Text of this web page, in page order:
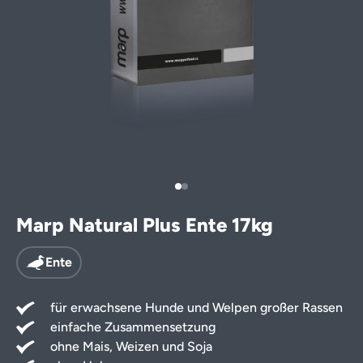
Marp Natural Plus Ente 17kg
Ente
für erwachsene Hunde und Welpen großer Rassen
einfache Zusammensetzung
ohne Mais, Weizen und Soja